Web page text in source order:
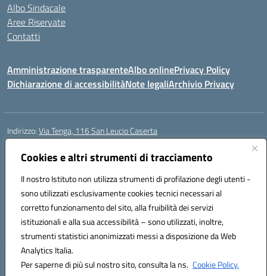
Cookies e altri strumenti di tracciamento
Il nostro Istituto non utilizza strumenti di profilazione degli utenti -
sono utilizzati esclusivamente cookies tecnici necessari al
corretto funzionamento del sito, alla fruibilità dei servizi
istituzionali e alla sua accessibilità – sono utilizzati, inoltre,
strumenti statistici anonimizzati messi a disposizione da Web
Analytics Italia.
Per saperne di più sul nostro sito, consulta la ns. Cookie Policy.
Albo Sindacale
Aree Riservate
Contatti
Amministrazione trasparenteAlbo onlinePrivacy Policy
Dichiarazione di accessibilitàNote legaliArchivio Privacy
Indirizzo:Via Tenga, 116 San Leucio Caserta
Centralino:
Posta elettronica certificata (PEC):ceis042009@pec.istruzione.it
Codice fiscale: 93098380616
Codice meccanografico:CEIS042009
Codice Indice delle Pubbliche Amministrazioni (IPA): islasleu
Codice unico di fatturazione (CUF): UFLTNX
Hosting & Powered by 3D Solution S.r.l.